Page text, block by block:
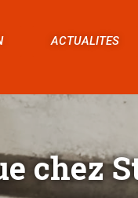
ACTUALITES
chez